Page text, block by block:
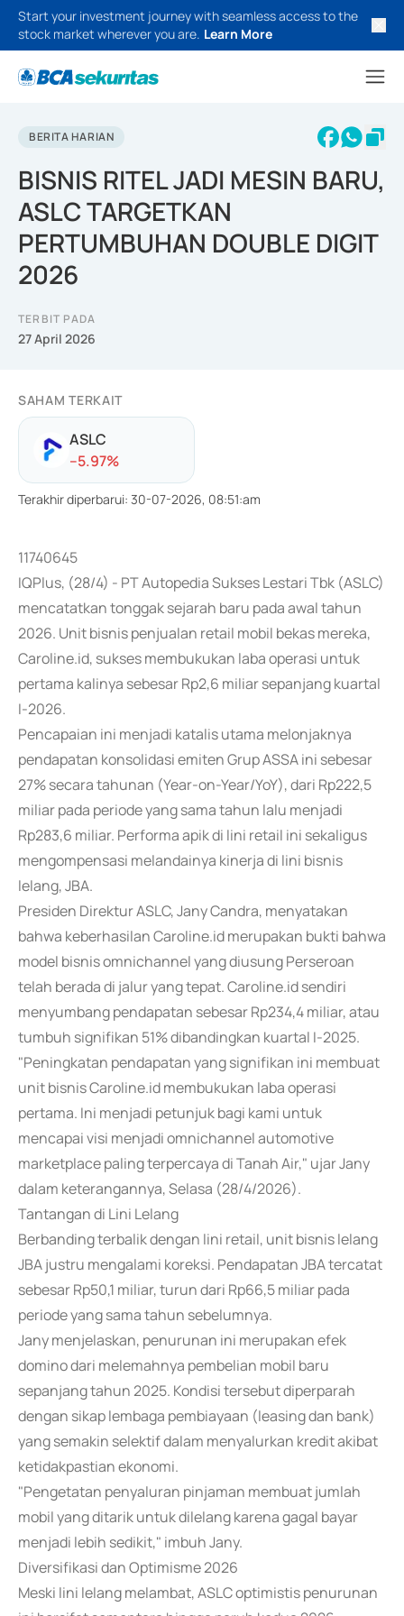
Start your investment journey with seamless access to the
stock market wherever you are. Learn More
BERITA HARIAN
BISNIS RITEL JADI MESIN BARU,
ASLC TARGETKAN
PERTUMBUHAN DOUBLE DIGIT
2026
TERBIT PADA
27 April 2026
SAHAM TERKAIT
ASLC
--5.97%
Terakhir diperbarui: 30-07-2026, 08:51:am
11740645
IQPlus, (28/4) - PT Autopedia Sukses Lestari Tbk (ASLC)
mencatatkan tonggak sejarah baru pada awal tahun
2026. Unit bisnis penjualan retail mobil bekas mereka,
Caroline.id, sukses membukukan laba operasi untuk
pertama kalinya sebesar Rp2,6 miliar sepanjang kuartal
I-2026.
Pencapaian ini menjadi katalis utama melonjaknya
pendapatan konsolidasi emiten Grup ASSA ini sebesar
27% secara tahunan (Year-on-Year/YoY), dari Rp222,5
miliar pada periode yang sama tahun lalu menjadi
Rp283,6 miliar. Performa apik di lini retail ini sekaligus
mengompensasi melandainya kinerja di lini bisnis
lelang, JBA.
Presiden Direktur ASLC, Jany Candra, menyatakan
bahwa keberhasilan Caroline.id merupakan bukti bahwa
model bisnis omnichannel yang diusung Perseroan
telah berada di jalur yang tepat. Caroline.id sendiri
menyumbang pendapatan sebesar Rp234,4 miliar, atau
tumbuh signifikan 51% dibandingkan kuartal I-2025.
"Peningkatan pendapatan yang signifikan ini membuat
unit bisnis Caroline.id membukukan laba operasi
pertama. Ini menjadi petunjuk bagi kami untuk
mencapai visi menjadi omnichannel automotive
marketplace paling terpercaya di Tanah Air," ujar Jany
dalam keterangannya, Selasa (28/4/2026).
Tantangan di Lini Lelang
Berbanding terbalik dengan lini retail, unit bisnis lelang
JBA justru mengalami koreksi. Pendapatan JBA tercatat
sebesar Rp50,1 miliar, turun dari Rp66,5 miliar pada
periode yang sama tahun sebelumnya.
Jany menjelaskan, penurunan ini merupakan efek
domino dari melemahnya pembelian mobil baru
sepanjang tahun 2025. Kondisi tersebut diperparah
dengan sikap lembaga pembiayaan (leasing dan bank)
yang semakin selektif dalam menyalurkan kredit akibat
ketidakpastian ekonomi.
"Pengetatan penyaluran pinjaman membuat jumlah
mobil yang ditarik untuk dilelang karena gagal bayar
menjadi lebih sedikit," imbuh Jany.
Diversifikasi dan Optimisme 2026
Meski lini lelang melambat, ASLC optimistis penurunan